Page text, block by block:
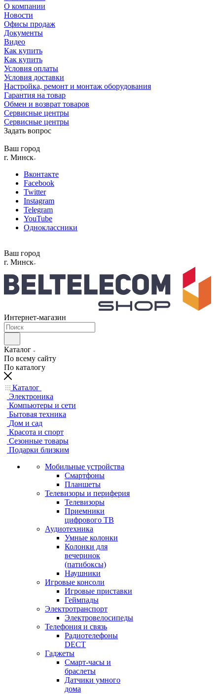
О компании
Новости
Офисы продаж
Документы
Видео
Как купить
Как купить
Условия оплаты
Условия доставки
Настройка, ремонт и монтаж оборудования
Гарантия на товар
Обмен и возврат товаров
Сервисные центры
Сервисные центры
Задать вопрос
Ваш город
г. Минск
Вконтакте
Facebook
Twitter
Instagram
Telegram
YouTube
Одноклассники
Ваш город
г. Минск
Интернет-магазин
Каталог
По всему сайту
По каталогу
Каталог
Электроника
Компьютеры и сети
Бытовая техника
Дом и сад
Красота и спорт
Сезонные товары
Подарки близким
Мобильные устройства
Смартфоны
Планшеты
Телевизоры и периферия
Телевизоры
Приемники
цифрового ТВ
Аудиотехника
Умные колонки
Колонки для
вечеринок
(патибоксы)
Наушники
Игровые консоли
Игровые приставки
Геймпады
Электротранспорт
Электровелосипеды
Телефония и связь
Радиотелефоны
DECT
Гаджеты
Смарт-часы и
браслеты
Датчики умного
дома